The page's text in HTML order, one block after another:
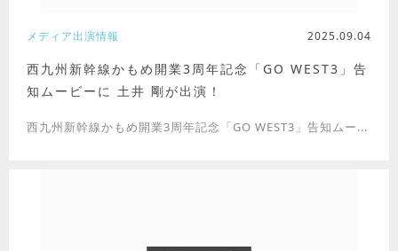
西九州新幹線かもめ開業3周年記念「GO WEST3」告
知ムービーに 土井 剛が出演！
メディア出演情報 2025.09.04
西九州新幹線かもめ開業3周年記念「GO WEST3」告知ムー...